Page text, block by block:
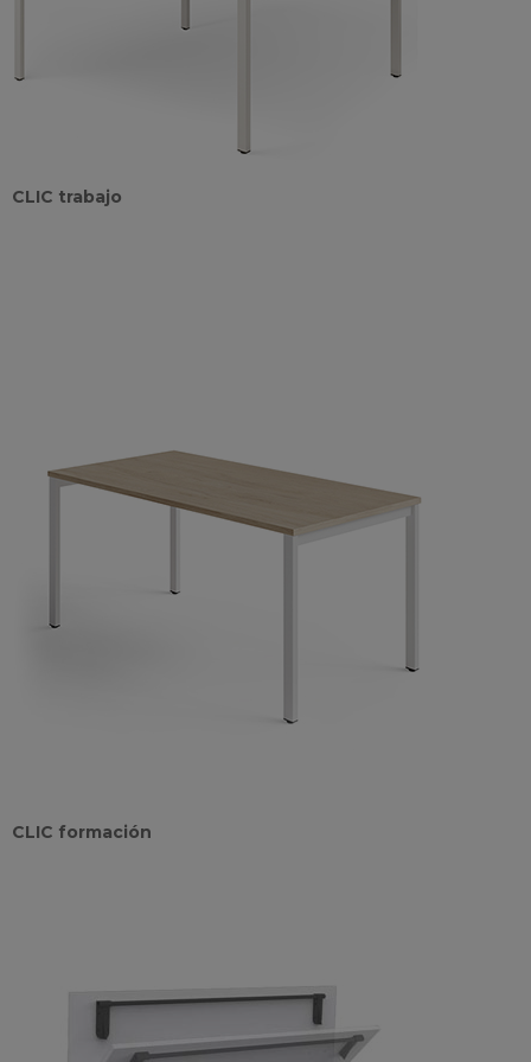
CLIC trabajo
CLIC formación